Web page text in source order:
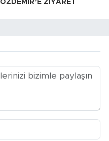
ÖZDEMİR’E ZİYARET